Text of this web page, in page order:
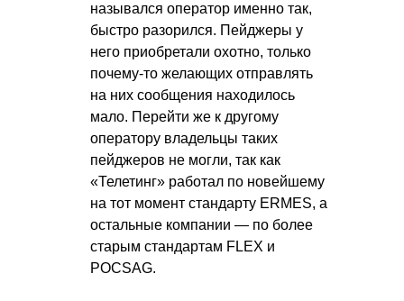
назывался оператор именно так,
быстро разорился. Пейджеры у
него приобретали охотно, только
почему-то желающих отправлять
на них сообщения находилось
мало. Перейти же к другому
оператору владельцы таких
пейджеров не могли, так как
«Телетинг» работал по новейшему
на тот момент стандарту ERMES, а
остальные компании — по более
старым стандартам FLEX и
POCSAG.